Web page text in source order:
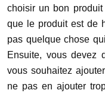
choisir un bon
que le produit est de
pas quelque chose
Ensuite, vous devez
vous souhaitez
ne pas en ajouter